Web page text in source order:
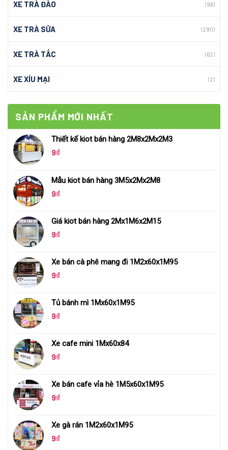
XE TRÀ ĐÀO (96)
XE TRÀ SỮA (290)
XE TRÀ TẮC (62)
XE XÍU MẠI (2)
SẢN PHẨM MỚI NHẤT
Thiết kế kiot bán hàng 2M8x2Mx2M3
9₫
Mẫu kiot bán hàng 3M5x2Mx2M8
9₫
Giá kiot bán hàng 2Mx1M6x2M15
9₫
Xe bán cà phê mang đi 1M2x60x1M95
9₫
Tủ bánh mì 1Mx60x1M95
9₫
Xe cafe mini 1Mx60x84
9₫
Xe bán cafe vỉa hè 1M5x60x1M95
9₫
Xe gà rán 1M2x60x1M95
9₫